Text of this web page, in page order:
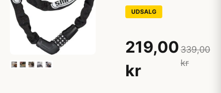
UDSALG
219,00
kr
339,00
kr